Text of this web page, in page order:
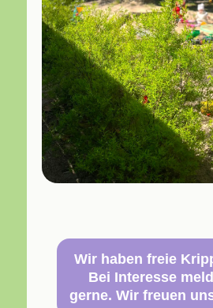
Wir haben freie
Bei Interesse
gerne. Wir freuen